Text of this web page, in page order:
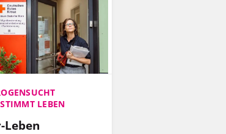
LEBEN
Leben